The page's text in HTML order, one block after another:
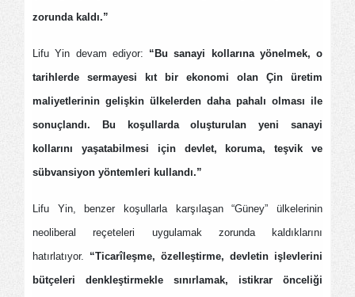
zorunda kaldı.”
Lifu Yin devam ediyor: “Bu sanayi kollarına yönelmek, o
tarihlerde sermayesi kıt bir ekonomi olan Çin üretim
maliyetlerinin gelişkin ülkelerden daha pahalı olması ile
sonuçlandı. Bu koşullarda oluşturulan yeni sanayi
kollarını yaşatabilmesi için devlet, koruma, teşvik ve
sübvansiyon yöntemleri kullandı.”
Lifu Yin, benzer koşullarla karşılaşan “Güney” ülkelerinin
neoliberal reçeteleri uygulamak zorunda kaldıklarını
hatırlatıyor. “Ticarîleşme, özelleştirme, devletin işlevlerini
bütçeleri denkleştirmekle sınırlamak, istikrar önceliği